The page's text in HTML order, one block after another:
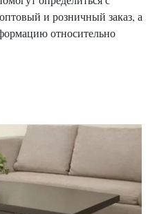
и розничный заказ, а
относительно